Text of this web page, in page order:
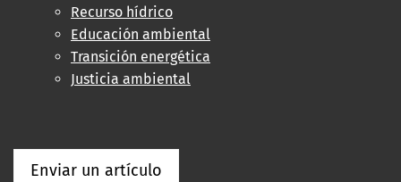
Recurso hídrico
Educación ambiental
Transición energética
Justicia ambiental
Enviar un artículo